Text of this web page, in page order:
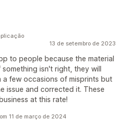
13 de setembro de 2023
to people because the material
isn't right, they will
few occasions of misprints but
issue and corrected it. These
at this rate!
11 de março de 2024